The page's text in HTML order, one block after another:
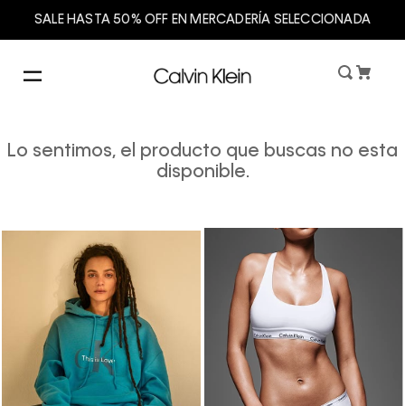
SALE HASTA 50% OFF EN MERCADERÍA SELECCIONADA
Lo sentimos, el producto que buscas no esta
disponible.